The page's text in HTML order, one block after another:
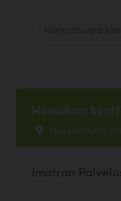
Hossukan
Hosseinlahti,
Imatran